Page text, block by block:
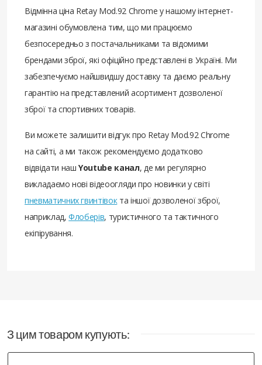
Відмінна ціна Retay Mod.92 Chrome у нашому інтернет-
магазині обумовлена ​​тим, що ми працюємо
безпосередньо з постачальниками та відомими
брендами зброї, які офіційно представлені в Україні. Ми
забезпечуємо найшвидшу доставку та даємо реальну
гарантію на представлений асортимент дозволеної
зброї та спортивних товарів.
Ви можете залишити відгук про Retay Mod.92 Chrome
на сайті, а ми також рекомендуємо додатково
відвідати нашYoutube канал, де ми регулярно
викладаємо нові відеоогляди про новинки у світі
пневматичних гвинтівокта іншої дозволеної зброї,
наприклад,Флоберів, туристичного та тактичного
екіпірування.
З цим товаром купують: